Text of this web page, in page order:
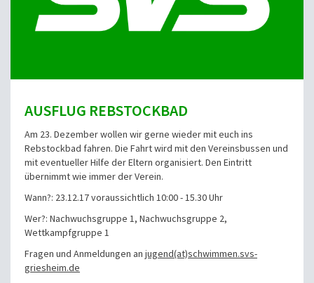
AUSFLUG REBSTOCKBAD
Am 23. Dezember wollen wir gerne wieder mit euch ins
Rebstockbad fahren. Die Fahrt wird mit den Vereinsbussen und
mit eventueller Hilfe der Eltern organisiert. Den Eintritt
übernimmt wie immer der Verein.
Wann?: 23.12.17 voraussichtlich 10:00 - 15.30 Uhr
Wer?: Nachwuchsgruppe 1, Nachwuchsgruppe 2,
Wettkampfgruppe 1
Fragen und Anmeldungen an jugend(at)schwimmen.svs-
griesheim.de